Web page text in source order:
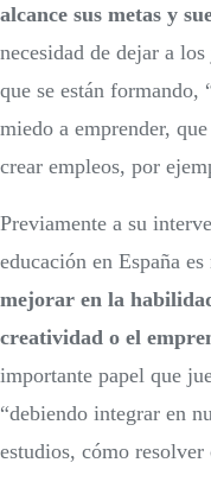
alcance sus metas y
necesidad de dejar a
que se están formando,
miedo a emprender,
crear empleos, por
Previamente a su
educación en España
mejorar en la
creatividad o el
importante papel que
“debiendo integrar en
estudios, cómo